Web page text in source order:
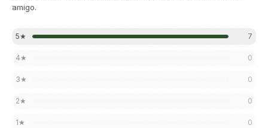
amigo.
5★ 7
4★ 0
3★ 0
2★ 0
1★ 0